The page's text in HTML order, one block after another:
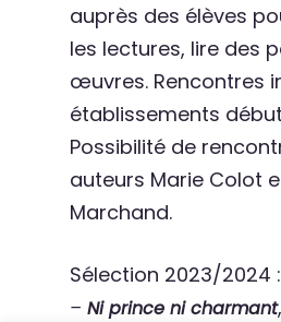
auprès des élèves
les lectures, lire des
œuvres. Rencontres
établissements
Possibilité de
auteurs Marie Colot
Marchand.
Sélection 2023/2024 :
–Ni prince ni charmant